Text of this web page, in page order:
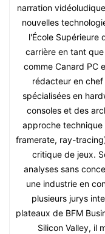
narration
nouvelles
l'École Supérieure
carrière en tant
comme Canard PC
rédacteur en
spécialisées en
consoles et des
approche technique
framerate, ray-
critique de jeux.
analyses sans
une industrie en
plusieurs jurys
plateaux de BFM
Silicon Valley, il